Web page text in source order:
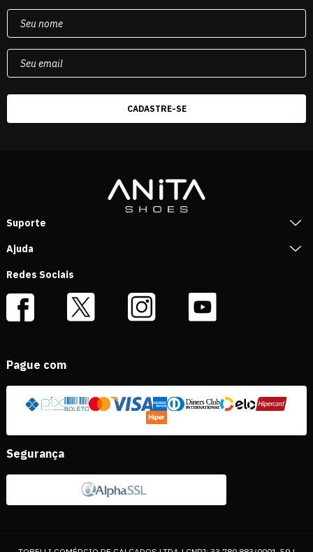
Suporte
Ajuda
Redes Sociais
Pague com
Segurança